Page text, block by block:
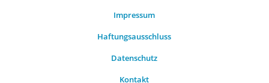
Impressum
Haftungsausschluss
Datenschutz
Kontakt